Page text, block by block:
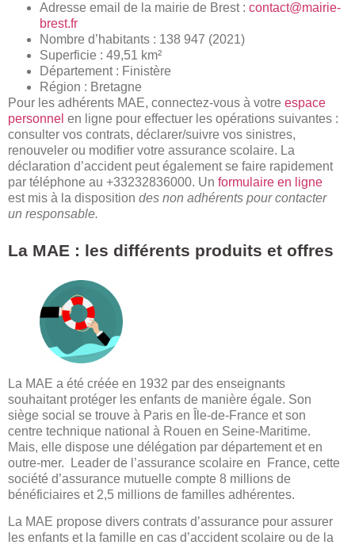
Adresse email de la mairie de Brest : contact@mairie-
brest.fr
Nombre d’habitants : 138 947 (2021)
Superficie : 49,51 km²
Département : Finistère
Région : Bretagne
Pour les adhérents MAE, connectez-vous à votre espace
personnel en ligne pour effectuer les opérations suivantes :
consulter vos contrats, déclarer/suivre vos sinistres,
renouveler ou modifier votre assurance scolaire. La
déclaration d’accident peut également se faire rapidement
par téléphone au +33232836000. Un formulaire en ligne
est mis à la disposition des non adhérents pour contacter
un responsable.
La MAE : les différents produits et offres
La MAE a été créée en 1932 par des enseignants
souhaitant protéger les enfants de manière égale. Son
siège social se trouve à Paris en Île-de-France et son
centre technique national à Rouen en Seine-Maritime.
Mais, elle dispose une délégation par département et en
outre-mer. Leader de l’assurance scolaire en France, cette
société d’assurance mutuelle compte 8 millions de
bénéficiaires et 2,5 millions de familles adhérentes.
La MAE propose divers contrats d’assurance pour assurer
les enfants et la famille en cas d’accident scolaire ou de la